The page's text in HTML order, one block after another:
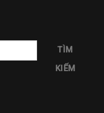
TÌM
KIẾM